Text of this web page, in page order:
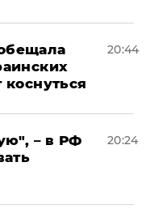
20:44
– в РФ
20:24